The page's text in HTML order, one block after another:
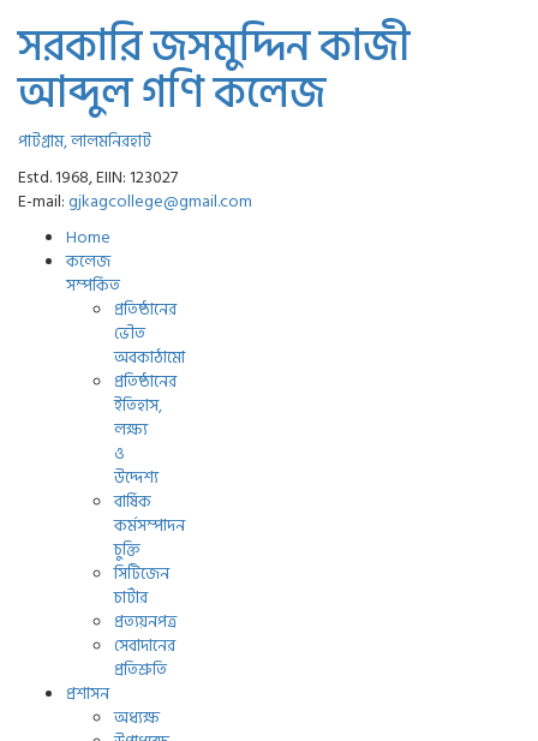
সরকারি জসমুদ্দিন কাজী
আব্দুল গণি কলেজ
পাটগ্রাম, লালমনিরহাট
Estd. 1968, EIIN: 123027
E-mail:gjkagcollege@gmail.com
Home
কলেজ
সম্পর্কিত
প্রতিষ্ঠানের
ভৌত
অবকাঠামো
প্রতিষ্ঠানের
ইতিহাস,
লক্ষ্য
ও
উদ্দেশ্য
বার্ষিক
কর্মসম্পাদন
চুক্তি
সিটিজেন
চার্টার
প্রত্যয়নপত্র
সেবাদানের
প্রতিশ্রুতি
প্রশাসন
অধ্যক্ষ